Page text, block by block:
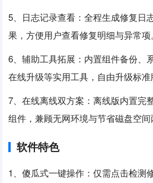
5、日志记录查看：全程生成修复日
果，方便用户查看修复明细与异常项。
6、辅助工具拓展：内置组件备份、
在线升级等实用工具，自由升级标准
7、在线离线双方案：离线版内置完
组件，兼顾无网环境与节省磁盘空间
软件特色
1、傻瓜式一键操作：仅需点击检测